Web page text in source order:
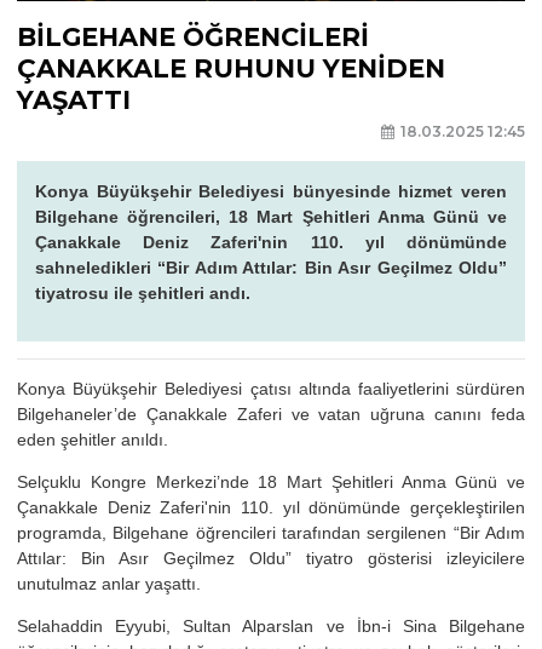
BİLGEHANE ÖĞRENCİLERİ
ÇANAKKALE RUHUNU YENİDEN
YAŞATTI
18.03.2025 12:45
Konya Büyükşehir Belediyesi bünyesinde hizmet veren
Bilgehane öğrencileri, 18 Mart Şehitleri Anma Günü ve
Çanakkale Deniz Zaferi'nin 110. yıl dönümünde
sahneledikleri “Bir Adım Attılar: Bin Asır Geçilmez Oldu”
tiyatrosu ile şehitleri andı.
Konya Büyükşehir Belediyesi çatısı altında faaliyetlerini sürdüren
Bilgehaneler’de Çanakkale Zaferi ve vatan uğruna canını feda
eden şehitler anıldı.
Selçuklu Kongre Merkezi’nde 18 Mart Şehitleri Anma Günü ve
Çanakkale Deniz Zaferi'nin 110. yıl dönümünde gerçekleştirilen
programda, Bilgehane öğrencileri tarafından sergilenen “Bir Adım
Attılar: Bin Asır Geçilmez Oldu” tiyatro gösterisi izleyicilere
unutulmaz anlar yaşattı.
Selahaddin Eyyubi, Sultan Alparslan ve İbn-i Sina Bilgehane